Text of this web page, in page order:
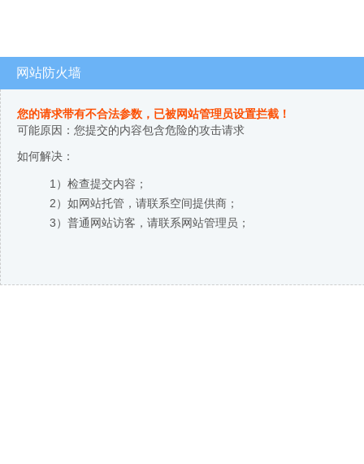
网站防火墙
您的请求带有不合法参数，已被网站管理员设置拦截！
可能原因：您提交的内容包含危险的攻击请求
如何解决：
1）检查提交内容；
2）如网站托管，请联系空间提供商；
3）普通网站访客，请联系网站管理员；